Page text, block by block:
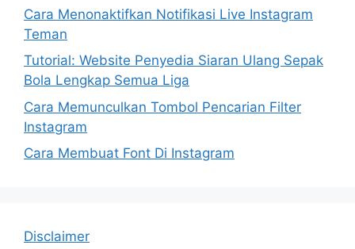
Cara Menonaktifkan Notifikasi Live Instagram
Teman
Tutorial: Website Penyedia Siaran Ulang Sepak
Bola Lengkap Semua Liga
Cara Memunculkan Tombol Pencarian Filter
Instagram
Cara Membuat Font Di Instagram
Disclaimer